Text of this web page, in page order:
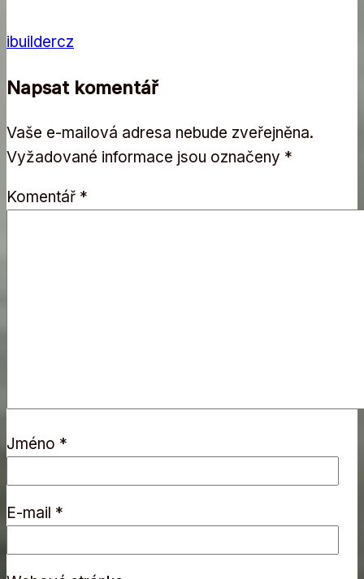
ibuildercz
Napsat komentář
Vaše e-mailová adresa nebude zveřejněna.
Vyžadované informace jsou označeny *
Komentář *
Jméno *
E-mail *